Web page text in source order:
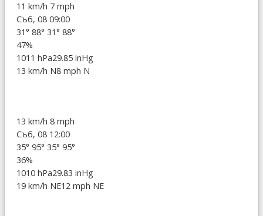
11 km/h 7 mph
Съб, 08 09:00
31° 88° 31° 88°
47%
1011 hPa29.85 inHg
13 km/h N8 mph N
13 km/h 8 mph
Съб, 08 12:00
35° 95° 35° 95°
36%
1010 hPa29.83 inHg
19 km/h NE12 mph NE